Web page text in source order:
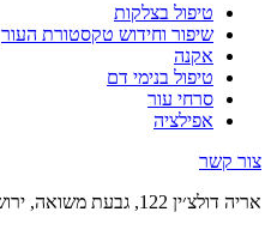
טיפול בצלקות
שיפור וחידוש טקסטורת העור
אקנה
טיפול בנימי דם
סרחי עור
אפילציה
צור קשר
אריה דולצ׳ין 122, גבעת משואה, ירושלים.